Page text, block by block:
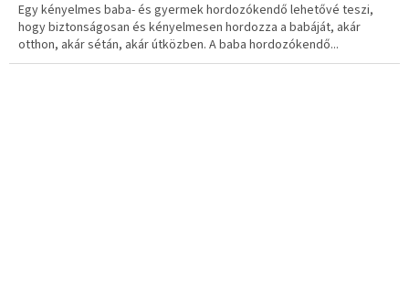
Egy kényelmes baba- és gyermek hordozókendő lehetővé teszi,
hogy biztonságosan és kényelmesen hordozza a babáját, akár
otthon, akár sétán, akár útközben. A baba hordozókendő...